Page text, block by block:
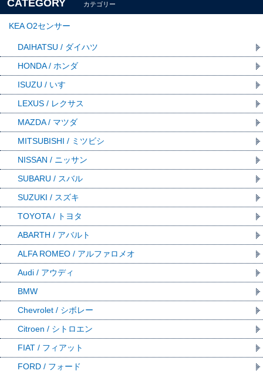
CATEGORY カテゴリー
KEA O2センサー
DAIHATSU / ダイハツ
HONDA / ホンダ
ISUZU / いすゞ
LEXUS / レクサス
MAZDA / マツダ
MITSUBISHI / ミツビシ
NISSAN / ニッサン
SUBARU / スバル
SUZUKI / スズキ
TOYOTA / トヨタ
ABARTH / アバルト
ALFA ROMEO / アルファロメオ
Audi / アウディ
BMW
Chevrolet / シボレー
Citroen / シトロエン
FIAT / フィアット
FORD / フォード